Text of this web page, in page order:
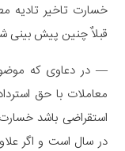
خسارت تاخیر تادیه
قبلاٌ چنین پیش بینی
—در دعاوی که
معاملات با حق
استقراضی باشد
در سال است و اگر